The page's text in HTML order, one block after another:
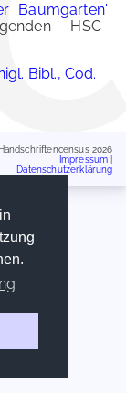
Baumgarten'
HSC-
Bibl., Cod.
Handschriftencensus 2026
Impressum
Datenschutzerklärung